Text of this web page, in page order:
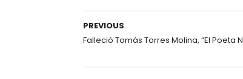
PREVIOUS
Falleció Tomás Torres Molina, “El Poeta